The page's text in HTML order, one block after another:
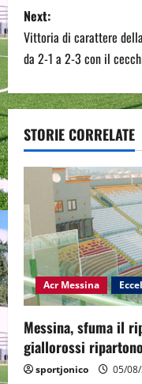
t
n
a
v
i
g
a
t
i
o
n
Next:
Vittoria di carattere
da 2-1 a 2-3 con il
STORIE CORRELATE
Acr Messina
Messina, sfuma il
giallorossi
sportjonico 05/